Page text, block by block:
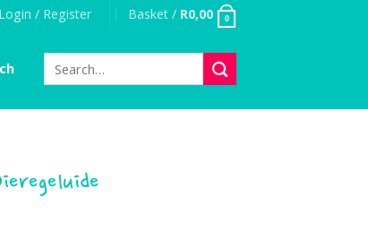
Login / Register Basket / R0,00 0
for: